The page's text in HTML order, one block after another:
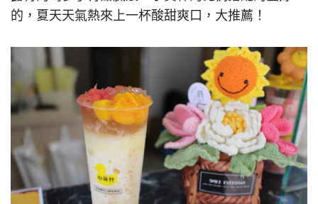
的，夏天天氣熱來上一杯酸甜爽口，大推薦！